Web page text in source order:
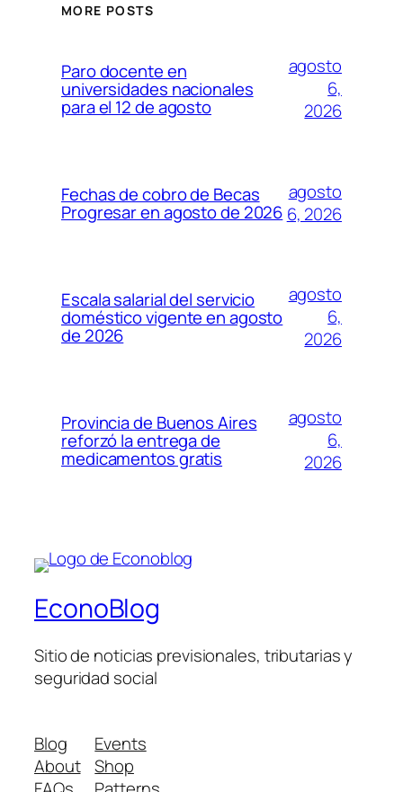
MORE POSTS
Paro docente en
universidades nacionales
para el 12 de agosto
agosto
6,
2026
Fechas de cobro de Becas
Progresar en agosto de 2026
agosto
6, 2026
Escala salarial del servicio
doméstico vigente en agosto
de 2026
agosto
6,
2026
Provincia de Buenos Aires
reforzó la entrega de
medicamentos gratis
agosto
6,
2026
EconoBlog
Sitio de noticias previsionales, tributarias y
seguridad social
Blog
About
Events
Shop